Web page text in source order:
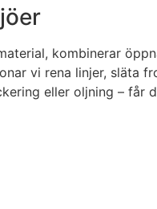
kombinerar
vi rena linjer, släta
eller oljning – får